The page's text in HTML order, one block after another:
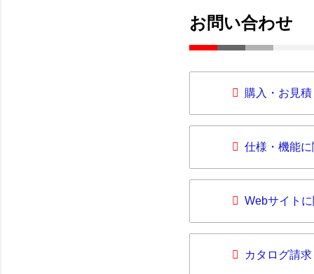
お問い合わせ
購入・お見
仕様・機能
Webサイト
カタログ請求